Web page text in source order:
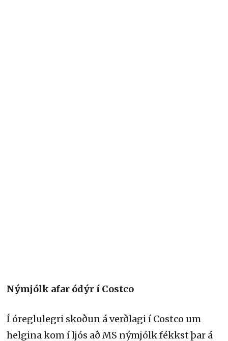
Nýmjólk afar ódýr í Costco
Í óreglulegri skoðun á verðlagi í Costco um
helgina kom í ljós að MS nýmjólk fékkst þar á